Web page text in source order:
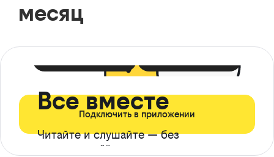
месяц
Все вместе
Читайте и слушайте — без
ограничений*
Подключить в приложении